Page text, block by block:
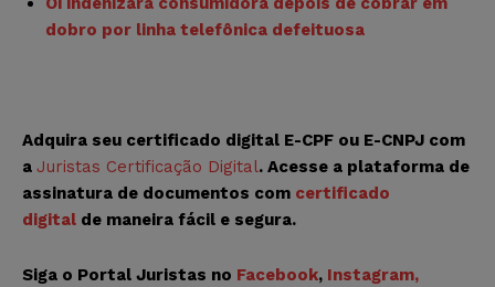
dobro por linha telefônica defeituosa
Adquira seu certificado digital E-CPF ou E-CNPJ com
a Juristas Certificação Digital. Acesse a plataforma de
assinatura de documentos com certificado
digital de maneira fácil e segura.
Siga o Portal Juristas no Facebook, Instagram,